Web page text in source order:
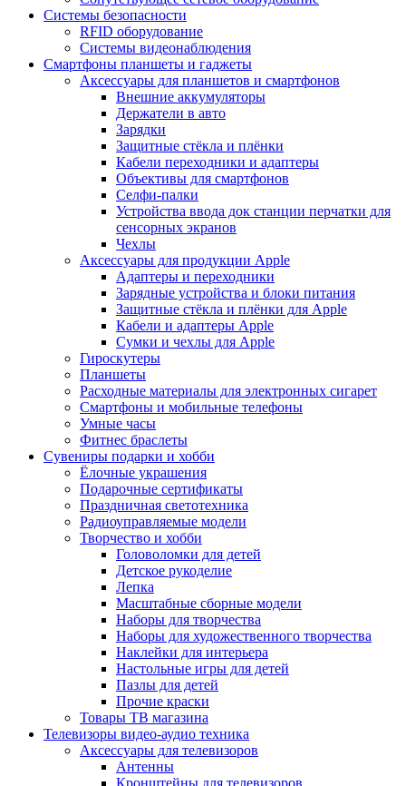
Системы безопасности
RFID оборудование
Системы видеонаблюдения
Смартфоны планшеты и гаджеты
Аксессуары для планшетов и смартфонов
Внешние аккумуляторы
Держатели в авто
Зарядки
Защитные стёкла и плёнки
Кабели переходники и адаптеры
Объективы для смартфонов
Селфи-палки
Устройства ввода док станции перчатки для
сенсорных экранов
Чехлы
Аксессуары для продукции Apple
Адаптеры и переходники
Зарядные устройства и блоки питания
Защитные стёкла и плёнки для Apple
Кабели и адаптеры Apple
Сумки и чехлы для Apple
Гироскутеры
Планшеты
Расходные материалы для электронных сигарет
Смартфоны и мобильные телефоны
Умные часы
Фитнес браслеты
Сувениры подарки и хобби
Ёлочные украшения
Подарочные сертификаты
Праздничная светотехника
Радиоуправляемые модели
Творчество и хобби
Головоломки для детей
Детское рукоделие
Лепка
Масштабные сборные модели
Наборы для творчества
Наборы для художественного творчества
Наклейки для интерьера
Настольные игры для детей
Пазлы для детей
Прочие краски
Товары ТВ магазина
Телевизоры видео-аудио техника
Аксессуары для телевизоров
Антенны
Кронштейны для телевизоров